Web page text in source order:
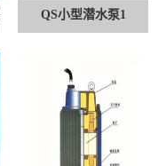
QS小型潜水泵1